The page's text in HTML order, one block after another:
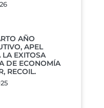
AÑO
APEL
LA EXITOSA
DE ECONOMÍA
RECOIL.